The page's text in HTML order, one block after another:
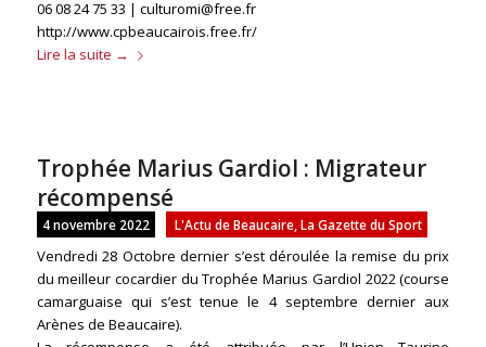
06 08 24 75 33 | culturomi@free.fr
http://www.cpbeaucairois.free.fr/
Lire la suite →
Trophée Marius Gardiol : Migrateur
récompensé
4 novembre 2022 L'Actu de Beaucaire, La Gazette du Sport
Vendredi 28 Octobre dernier s’est déroulée la remise du prix
du meilleur cocardier du Trophée Marius Gardiol 2022 (course
camarguaise qui s’est tenue le 4 septembre dernier aux
Arènes de Beaucaire).